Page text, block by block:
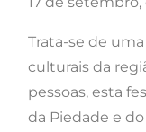
Trata-se de
culturais da
pessoas, esta
da Piedade e